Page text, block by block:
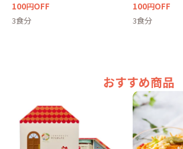
100円OFF
3食分
100円OFF
3食分
おすすめ商品